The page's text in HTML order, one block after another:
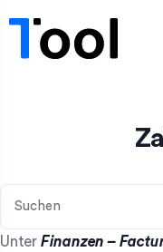
Unter Finanzen –